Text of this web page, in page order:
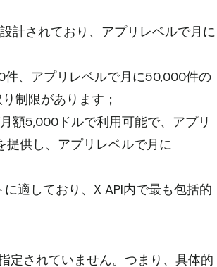
計されており、アプリレベルで月に
、アプリレベルで月に50,000件の
制限があります；
額5,000ドルで利用可能で、アプリ
提供し、アプリレベルで月に
適しており、X API内で最も包括的
定されていません。つまり、具体的